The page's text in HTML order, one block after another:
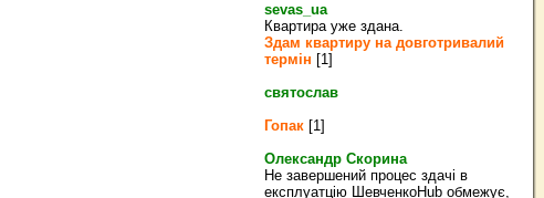
sevas_ua
Квартира уже здана.
Здам квартиру на довготривалий
термін [1]
святослав
Гопак [1]
Олександр Скорина
Не завершений процес здачі в
експлуатцію ШевченкоHub обмежує,